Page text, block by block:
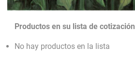
Productos en su lista de cotización
No hay productos en la lista